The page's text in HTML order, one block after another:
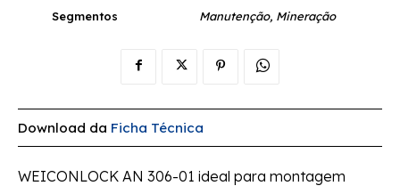
Segmentos Manutenção, Mineração
Download da Ficha Técnica
WEICONLOCK AN 306-01 ideal para montagem